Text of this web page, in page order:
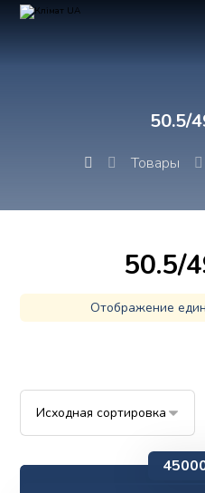
50.5/
Товары
50.5/
Отображение